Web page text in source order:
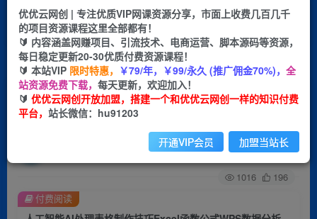
挂机 项目
脚本卡密
APP下载
GO
首页 创业课程 会员免费 正文
人工智能AI处理表格制作技巧Excel函数公式WPS
数据分析，无需经验三秒做表，提高职场竞争力
关注 私信
1016 196
付费阅读
优优云网创 | 专注优质VIP网课资源分享，市面上收费几百几千
的项目资源课程这里全部都有！
🔰 内容涵盖网赚项目、引流技术、电商运营、脚本源码等资源，
每日稳定更新20-30优质付费资源课程！
🔰 本站VIP 限时特惠， ￥79/年，￥99/永久 (推广佣金70%)， 全
站资源免费下载， 每天更新，欢迎加入！
🔰 优优云网创开放加盟，搭建一个和优优云网创一样的知识付费
平台， 站长微信：hu91203
开通VIP会员 加盟当站长